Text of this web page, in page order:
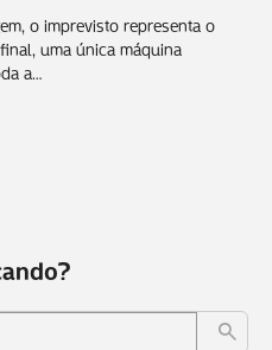
o imprevisto representa o
uma única máquina
a…